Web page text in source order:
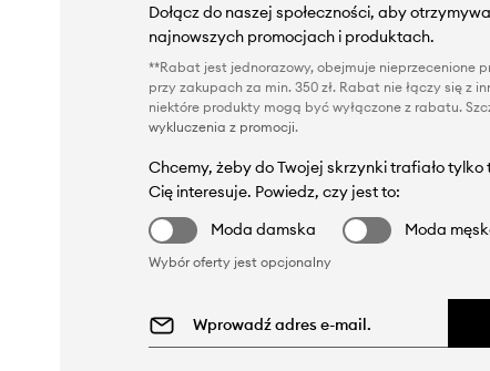
Dołącz do naszej społeczności, aby
najnowszych promocjach i produktach.
**Rabat jest jednorazowy, obejmuje nieprzecenione
przy zakupach za min. 350 zł. Rabat nie łączy się z
niektóre produkty mogą być wyłączone z rabatu.
wykluczenia z promocji.
Chcemy, żeby do Twojej skrzynki trafiało
Cię interesuje. Powiedz, czy jest to:
Moda damska
Moda
Wybór oferty jest opcjonalny